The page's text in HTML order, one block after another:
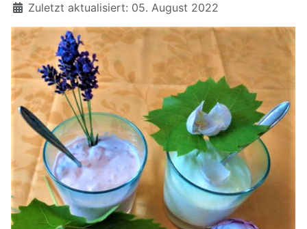
Zuletzt aktualisiert: 05. August 2022